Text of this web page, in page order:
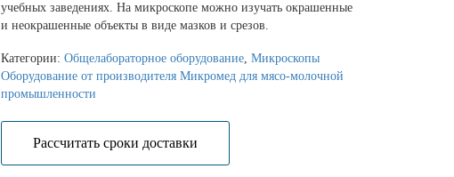
учебных заведениях. На микроскопе можно изучать окрашенные
и неокрашенные объекты в виде мазков и срезов.
Категории:Общелабораторное оборудование,Микроскопы
Оборудование от производителя Микромед для мясо-молочной
промышленности
Расcчитать сроки доставки